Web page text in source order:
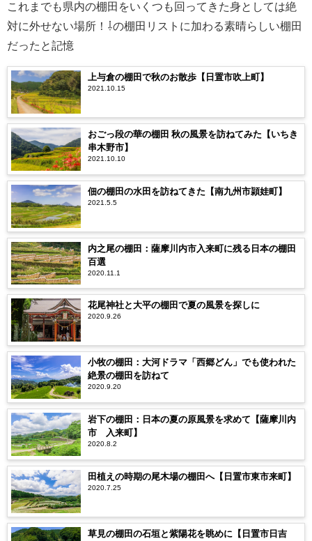
これまでも県内の棚田をいくつも回ってきた身としては絶
対に外せない場所！⇩の棚田リストに加わる素晴らしい棚田
だったと記憶
上与倉の棚田で秋のお散歩【日置市吹上町】
2021.10.15
おごっ段の華の棚田 秋の風景を訪ねてみた【いちき
串木野市】
2021.10.10
佃の棚田の水田を訪ねてきた【南九州市頴娃町】
2021.5.5
内之尾の棚田：薩摩川内市入来町に残る日本の棚田
百選
2020.11.1
花尾神社と大平の棚田で夏の風景を探しに
2020.9.26
小牧の棚田：大河ドラマ「西郷どん」でも使われた
絶景の棚田を訪ねて
2020.9.20
岩下の棚田：日本の夏の原風景を求めて【薩摩川内
市 入来町】
2020.8.2
田植えの時期の尾木場の棚田へ【日置市東市来町】
2020.7.25
草見の棚田の石垣と紫陽花を眺めに【日置市日吉